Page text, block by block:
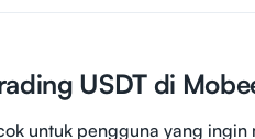
USDT di
untuk pengguna yang